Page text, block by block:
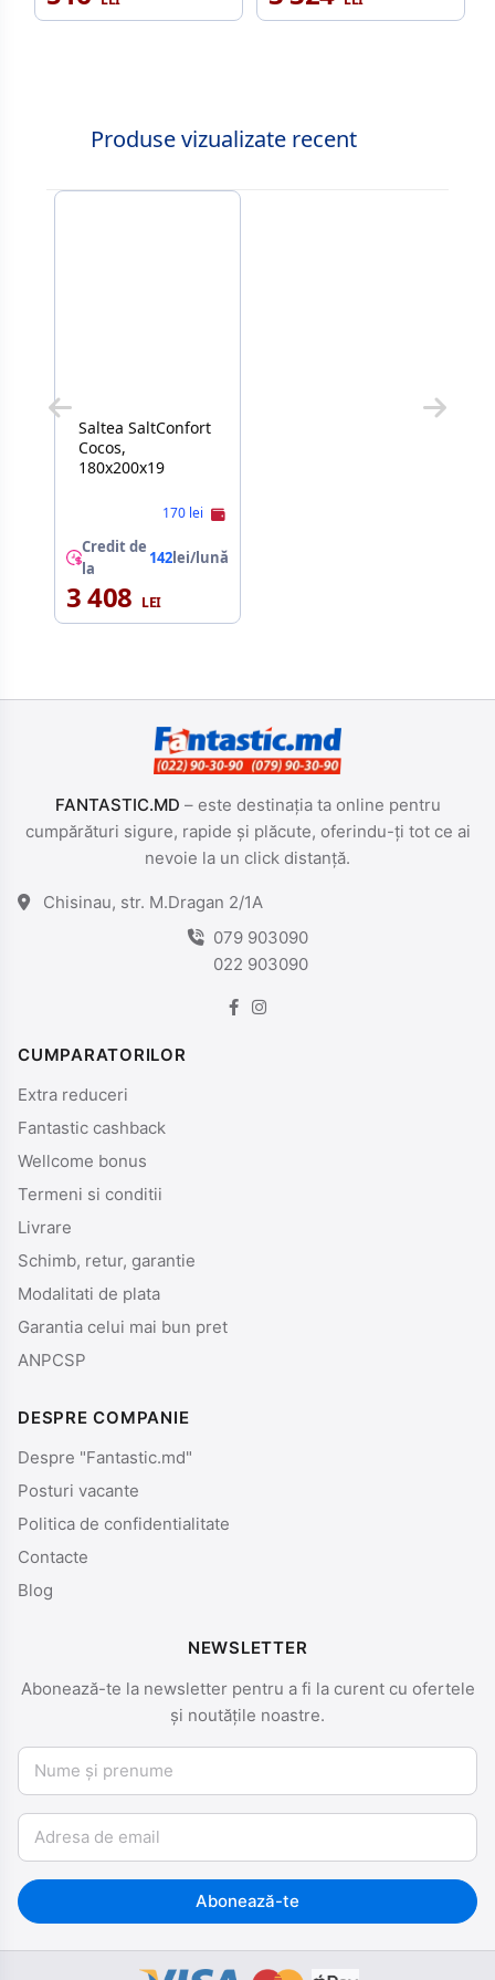
Produse vizualizate recent
Saltea SaltConfort
Cocos,
180x200x19
170 lei
Credit de
la
142 lei/lună
3 408
FANTASTIC.MD – este destinația ta online pentru
cumpărături sigure, rapide și plăcute, oferindu-ți tot ce ai
nevoie la un click distanță.
Chisinau, str. M.Dragan 2/1A
079 903090
022 903090
CUMPARATORILOR
Extra reduceri
Fantastic cashback
Wellcome bonus
Termeni si conditii
Livrare
Schimb, retur, garantie
Modalitati de plata
Garantia celui mai bun pret
ANPCSP
DESPRE COMPANIE
Despre "Fantastic.md"
Posturi vacante
Politica de confidentialitate
Contacte
Blog
NEWSLETTER
Abonează-te la newsletter pentru a fi la curent cu ofertele
și noutățile noastre.
Nume și prenume
Email
Abonează-te